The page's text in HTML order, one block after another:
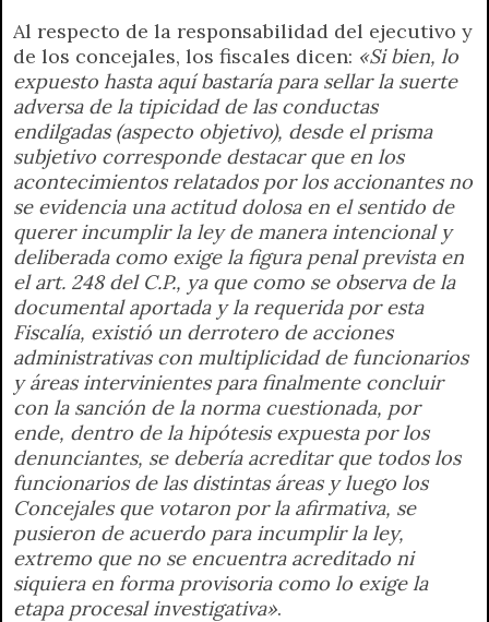
Al respecto de la responsabilidad del ejecutivo y
de los concejales, los fiscales dicen: «Si bien, lo
expuesto hasta aquí bastaría para sellar la suerte
adversa de la tipicidad de las conductas
endilgadas (aspecto objetivo), desde el prisma
subjetivo corresponde destacar que en los
acontecimientos relatados por los accionantes no
se evidencia una actitud dolosa en el sentido de
querer incumplir la ley de manera intencional y
deliberada como exige la figura penal prevista en
el art. 248 del C.P., ya que como se observa de la
documental aportada y la requerida por esta
Fiscalía, existió un derrotero de acciones
administrativas con multiplicidad de funcionarios
y áreas intervinientes para finalmente concluir
con la sanción de la norma cuestionada, por
ende, dentro de la hipótesis expuesta por los
denunciantes, se debería acreditar que todos los
funcionarios de las distintas áreas y luego los
Concejales que votaron por la afirmativa, se
pusieron de acuerdo para incumplir la ley,
extremo que no se encuentra acreditado ni
siquiera en forma provisoria como lo exige la
etapa procesal investigativa».